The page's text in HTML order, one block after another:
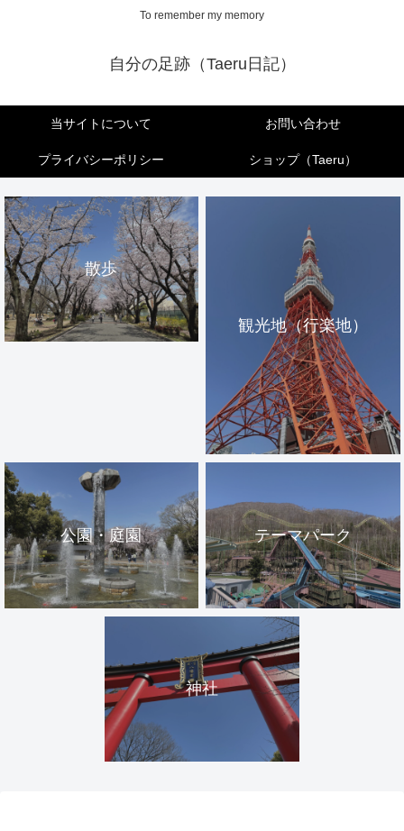
To remember my memory
自分の足跡（Taeru日記）
当サイトについて お問い合わせ
プライバシーポリシー ショップ（Taeru）
散歩
観光地（行楽地）
公園・庭園 テーマパーク
神社